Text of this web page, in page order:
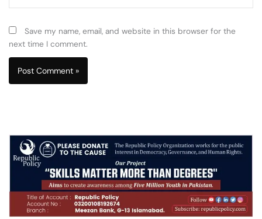
Save my name, email, and website in this browser for the
next time I comment.